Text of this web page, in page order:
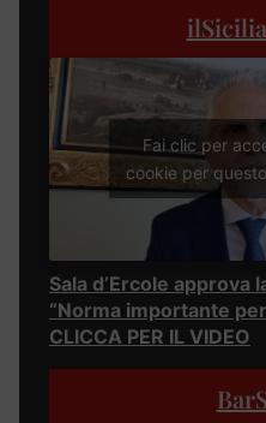
Fai clic per
cookie per
Sala d’Ercole approva
“Norma importante
CLICCA PER IL VIDEO